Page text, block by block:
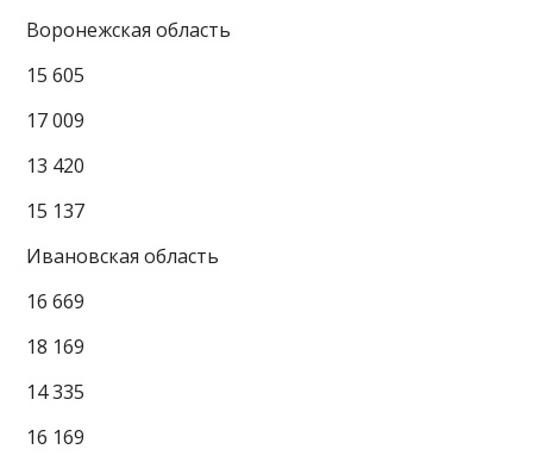
Воронежская область
15 605
17 009
13 420
15 137
Ивановская область
16 669
18 169
14 335
16 169